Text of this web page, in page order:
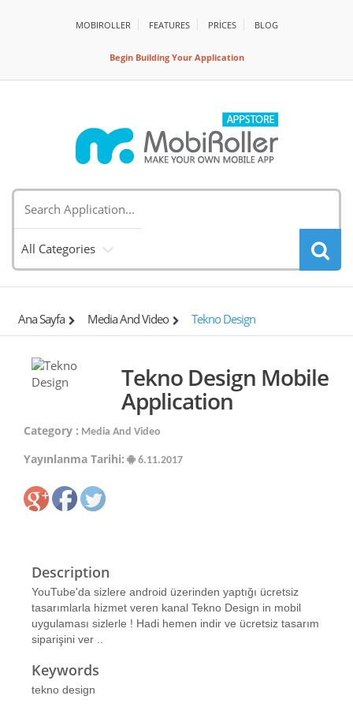
MOBIROLLER FEATURES PRİCES BLOG
Begin Building Your Application
All Categories
Ana Sayfa Media And Video Tekno Design
Tekno Design Mobile
Application
Category : Media And Video
Yayınlanma Tarihi: 6.11.2017
Description
YouTube'da sizlere android üzerinden yaptığı ücretsiz
tasarımlarla hizmet veren kanal Tekno Design in mobil
uygulaması sizlerle ! Hadi hemen indir ve ücretsiz tasarım
siparişini ver ..
Keywords
tekno design